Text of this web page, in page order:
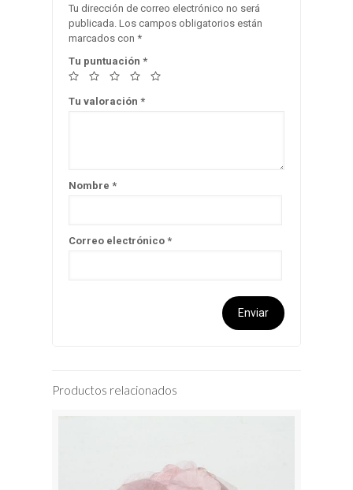
Tu dirección de correo electrónico no será
publicada. Los campos obligatorios están
marcados con *
Tu puntuación *
Tu valoración *
Nombre *
Correo electrónico *
Productos relacionados